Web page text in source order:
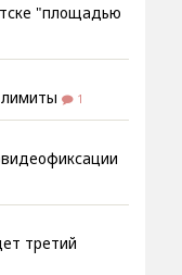
"площадью
1
третий